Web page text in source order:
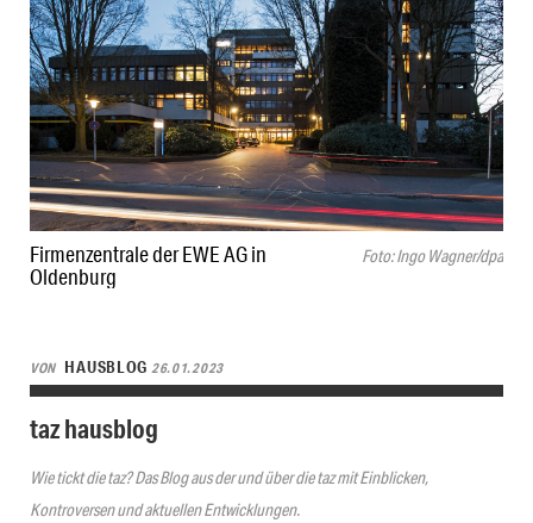
Firmenzentrale der EWE AG in
Oldenburg
Foto: Ingo Wagner/dpa
VON HAUSBLOG 26.01.2023
taz hausblog
Wie tickt die taz? Das Blog aus der und über die taz mit Einblicken,
Kontroversen und aktuellen Entwicklungen.